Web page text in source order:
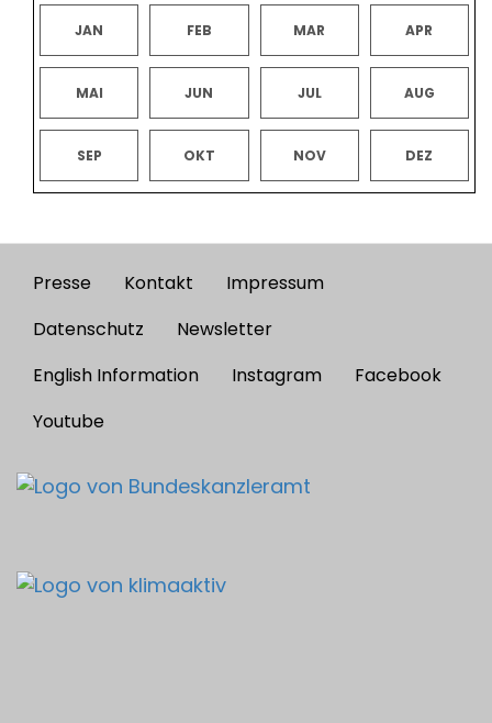
JAN FEB MAR APR
MAI JUN JUL AUG
SEP OKT NOV DEZ
Footer
menu
Presse Kontakt
Impressum
Datenschutz
Newsletter
English Information
Instagram
Facebook
Youtube